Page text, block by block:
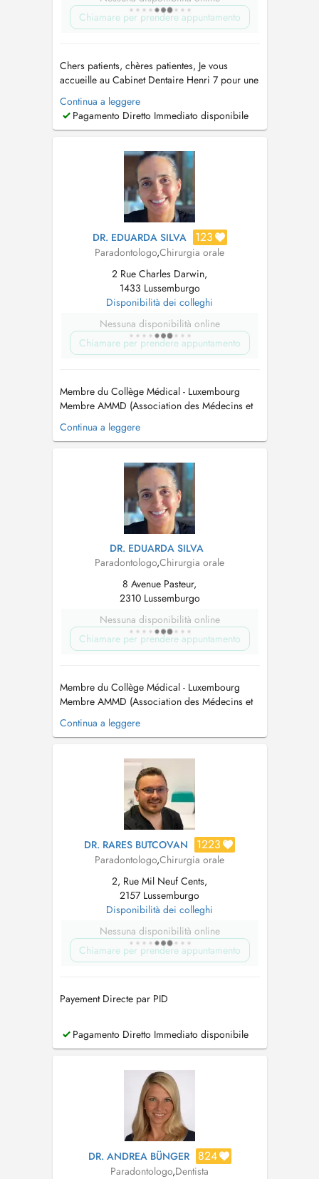
Chiamare per prendere appuntamento
Chers patients, chères patientes, Je vous
accueille au Cabinet Dentaire Henri 7 pour une
prise en charge globale de votre santé bucco-
dentaire. Je réalise les spécialités suivantes: -
Parodontologie : bilans, traitements des
maintenances parodontales. - S...
Continua a leggere
Pagamento Diretto Immediato disponibile
DR. EDUARDA SILVA 123
Paradontologo,Chirurgia orale
2 Rue Charles Darwin,
1433 Lussemburgo
Disponibilità dei colleghi
Nessuna disponibilità online
Chiamare per prendere appuntamento
Membre du Collège Médical - Luxembourg
Membre AMMD (Association des Médecins et
Médecins Dentistes) - Luxembourg. Membre
CMD (Cercle des Médecins Dentistes) -
Médicos Dentistas) - Portugal Maitre en
Médicine Dentaire / Mestre em Medicina
Dentaria Maitre en Réhab...
Continua a leggere
DR. EDUARDA SILVA
Paradontologo,Chirurgia orale
8 Avenue Pasteur,
2310 Lussemburgo
Nessuna disponibilità online
Chiamare per prendere appuntamento
Membre du Collège Médical - Luxembourg
Membre AMMD (Association des Médecins et
Médecins Dentistes) - Luxembourg. Membre
CMD (Cercle des Médecins Dentistes) -
Médicos Dentistas) - Portugal Maitre en
Médicine Dentaire / Mestre em Medicina
Dentaria Maitre en Réhab...
Continua a leggere
DR. RARES BUTCOVAN 1223
Paradontologo,Chirurgia orale
2, Rue Mil Neuf Cents,
2157 Lussemburgo
Disponibilità dei colleghi
Nessuna disponibilità online
Chiamare per prendere appuntamento
Payement Directe par PID
Pagamento Diretto Immediato disponibile
DR. ANDREA BÜNGER 824
Paradontologo,Dentista